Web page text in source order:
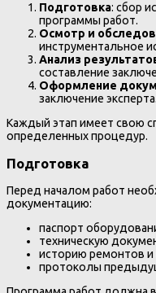
Подготовка: сбор
программы работ.
Осмотр и
инструментальное
Анализ
составление
Оформление
заключение эксперта.
Каждый этап имеет свою
определенных процедур.
Подготовка
Перед началом работ
документацию:
паспорт
техническую
историю ремонтов и
протоколы